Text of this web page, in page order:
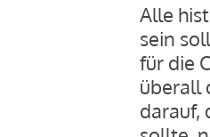
Alle
sein
für die
überall
darauf,